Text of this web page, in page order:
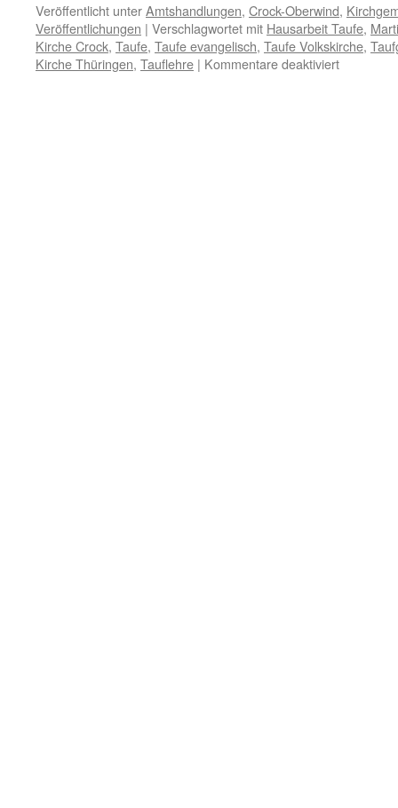
Veröffentlicht unterAmtshandlungen, Crock-Oberwind,
Veröffentlichungen | Verschlagwortet mit Hausarbeit Taufe,
Kirche Crock, Taufe, Taufe evangelisch, Taufe Volkskirche,
Kirche Thüringen, Tauflehre | Kommentare deaktiviertfür